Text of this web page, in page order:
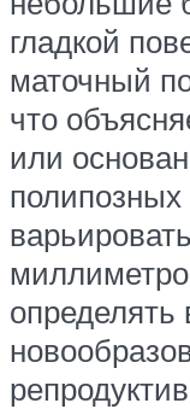
гладкой
маточный
что
или
полипозных
определять